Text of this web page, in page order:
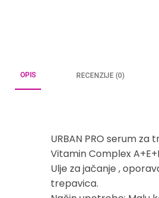
OPIS RECENZIJE (0)
URBAN PRO serum za
Vitamin Complex
Ulje za jačanje ,
trepavica.